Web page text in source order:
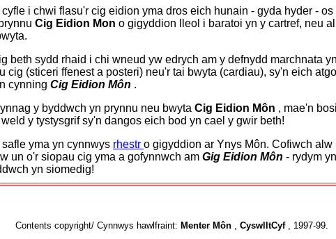
cyfle i chwi flasu'r cig eidion yma dros eich hunain - gyda hyder - os
Cig Eidion Mon o gigyddion lleol i baratoi yn y cartref, neu
beth sydd rhaid i chi wneud yw edrych am y defnydd marchnata
cig (sticeri ffenest a posteri) neu'r tai bwyta (cardiau), sy'n eich
cynning Cig Eidion Môn .
y byddwch yn prynnu neu bwyta Cig Eidion Môn , mae'n
y tystysgrif sy'n dangos eich bod yn cael y gwir beth!
safle yma yn cynnwys rhestr o gigyddion ar Ynys Môn. Cofiwch alw
un o'r siopau cig yma a gofynnwch am Gig Eidion Môn - rydym
yn siomedig!
Contents copyright/ Cynnwys hawlfraint: Menter Môn, CyswlltCyf, 1997-99.